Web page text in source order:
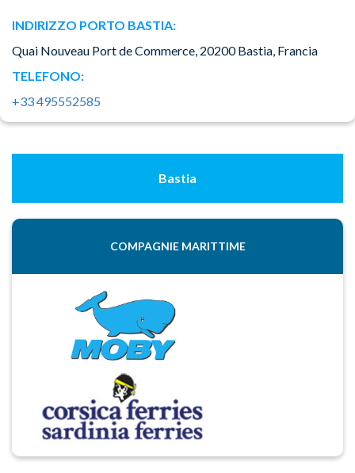
INDIRIZZO PORTO BASTIA:
Quai Nouveau Port de Commerce, 20200 Bastia, Francia
TELEFONO:
+33 495552585
Bastia
COMPAGNIE MARITTIME